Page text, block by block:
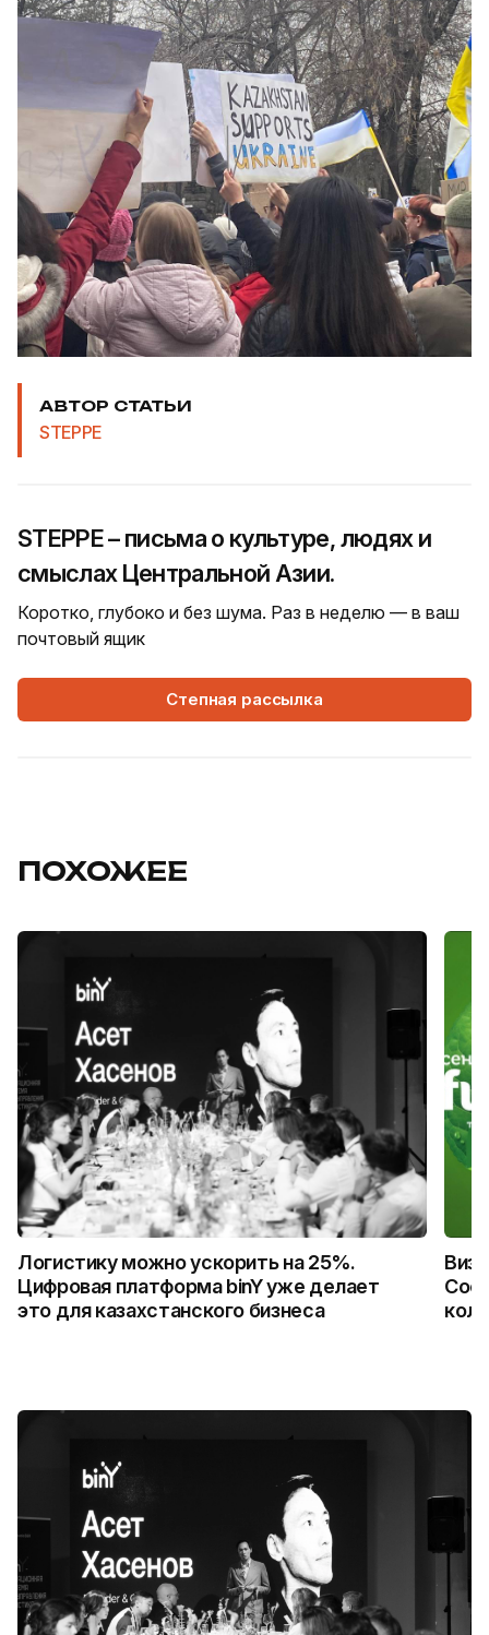
АВТОР СТАТЬИ
STEPPE
STEPPE – письма о культуре, людях и
смыслах Центральной Азии.
Коротко, глубоко и без шума. Раз в неделю — в ваш
почтовый ящик
Степная рассылка
ПОХОЖЕЕ
Логистику можно ускорить на 25%.
Цифровая платформа binY уже делает
это для казахстанского бизнеса